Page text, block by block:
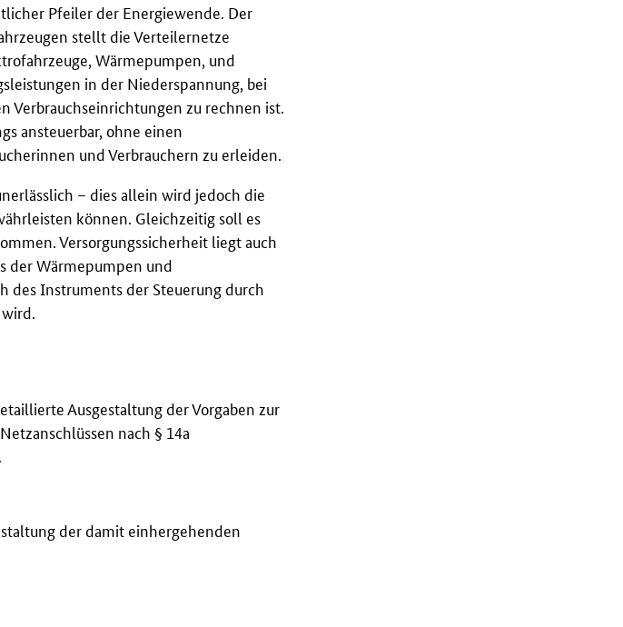
Pfeiler der Energiewende. Der
stellt die Verteilernetze
Wärmepumpen, und
in der Niederspannung, bei
zu rechnen ist.
ansteuerbar, ohne einen
und Verbrauchern zu erleiden.
– dies allein wird jedoch die
können. Gleichzeitig soll es
Versorgungssicherheit liegt auch
der Wärmepumpen und
des Instruments der Steuerung durch
Ausgestaltung der Vorgaben zur
nach § 14a
der damit einhergehenden